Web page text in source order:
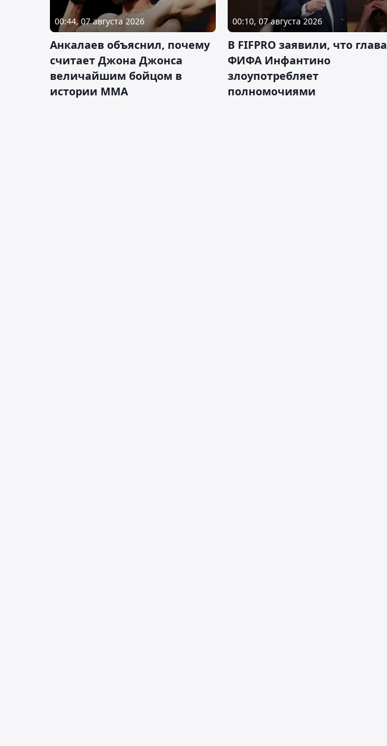
00:44, 07 августа 2026
Анкалаев объяснил, почему
считает Джона Джонса
величайшим бойцом в
истории ММА
00:10, 07 августа 2026
В FIFPRO заявили, что глава
ФИФА Инфантино
злоупотребляет
полномочиями